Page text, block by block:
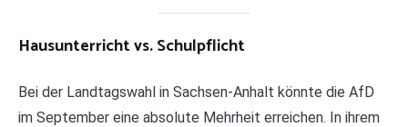
Hausunterricht vs. Schulpflicht
Bei der Landtagswahl in Sachsen-Anhalt könnte die AfD
im September eine absolute Mehrheit erreichen. In ihrem